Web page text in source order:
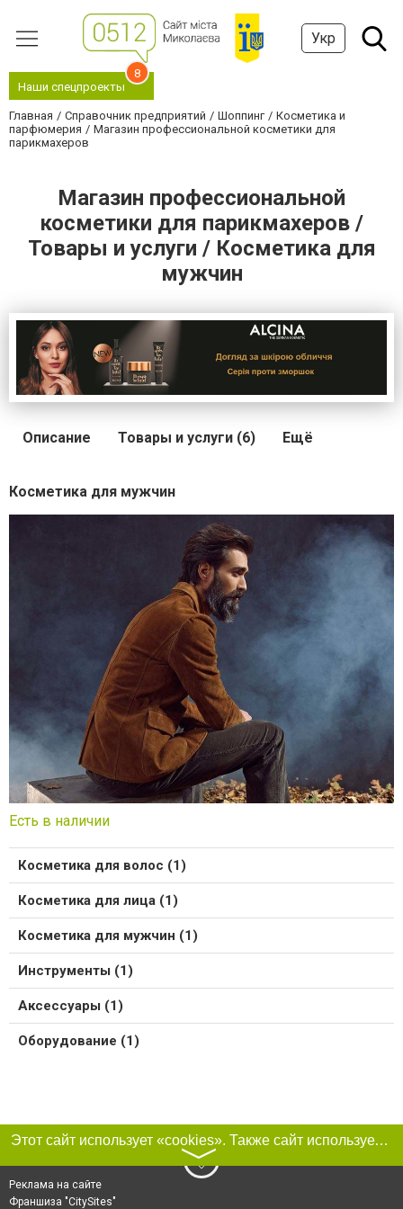
Укр
Наши спецпроекты
8
Главная Справочник предприятий Шоппинг
Косметика и
парфюмерия
Магазин профессиональной косметики для
парикмахеров
Магазин профессиональной
косметики для парикмахеров /
Товары и услуги / Косметика для
мужчин
Описание Товары и услуги (6) Ещё
Косметика для мужчин
Есть в наличии
Косметика для волос (1)
Косметика для лица (1)
Косметика для мужчин (1)
Инструменты (1)
Аксессуары (1)
Оборудование (1)
Этот сайт использует «cookies». Также сайт использует интернет-сервис для сбора технических данных касательно посетителей с целью получения маркетинговой и статистической информации. Условия обработки данных посетителей сайта см.
〉
Реклама на сайте
Франшиза "CitySites"